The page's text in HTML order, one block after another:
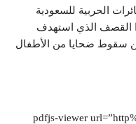
الحربية للسعودية
القصف الذي استهدف
سقوط ضحايا من الأطفال
[pdfjs-viewer